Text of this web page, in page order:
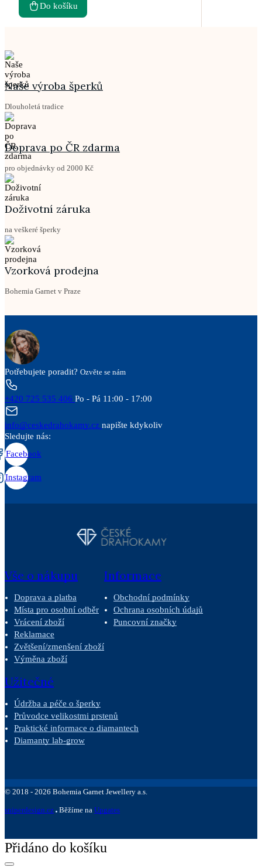
Do košíku
Naše výroba šperků
Dlouholetá tradice
Doprava po ČR zdarma
pro objednávky od 2000 Kč
Doživotní záruka
na veškeré šperky
Vzorková prodejna
Bohemia Garnet v Praze
Potřebujete poradit? Ozvěte se nám
+420 725 535 406 Po - Pá 11:00 - 17:00
info@ceskedrahokamy.cz napište kdykoliv
Sledujte nás:
Facebook
Instagram
Vše o nákupu
Doprava a platba
Místa pro osobní odběr
Vrácení zboží
Reklamace
Zvětšení/zmenšení zboží
Výměna zboží
Informace
Obchodní podmínky
Ochrana osobních údajů
Puncovní značky
Užitečné
Údržba a péče o šperky
Průvodce velikostmi prstenů
Praktické informace o diamantech
Diamanty lab-grow
© 2018 - 2026 Bohemia Garnet Jewellery a.s.
sniperdesign.cz Běžíme na Upgates
Přidáno do košíku